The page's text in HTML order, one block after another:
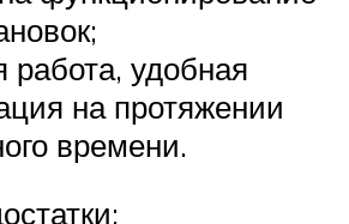
работа, удобная
на протяжении
времени.